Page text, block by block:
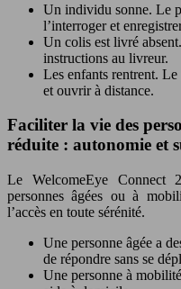
Un individu sonne. Le
l’interroger et
Un colis est livré
instructions au livreur.
Les enfants rentrent.
et ouvrir à distance.
Faciliter la vie des
réduite : autonomie et
Le WelcomeEye Connect
personnes âgées ou à
l’accès en toute sérénité.
Une personne âgée a
de répondre sans se
Une personne à